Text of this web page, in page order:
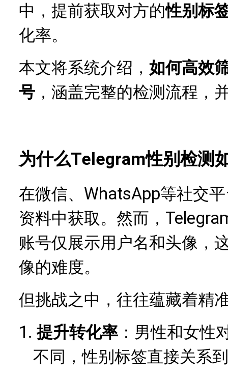
中，提前获取对方的性别标
化率。
本文将系统介绍， 如何高效
号 ，涵盖完整的检测流程，
为什么Telegram性别检测
在微信、WhatsApp等社交
资料中获取。然而，
账号仅展示用户名和头像，
像的难度。
但挑战之中，往往蕴藏着精
1.提升转化率 ：男性和女性
不同，性别标签直接关系